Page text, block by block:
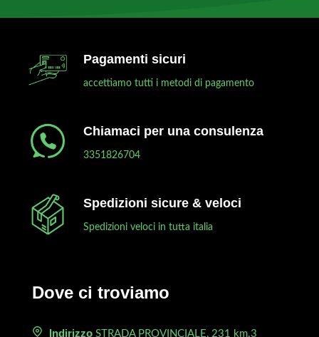
Pagamenti sicuri
accettiamo tutti i metodi di pagamento
Chiamaci per una consulenza
3351826704
Spedizioni sicure & veloci
Spedizioni veloci in tutta italia
Dove ci troviamo
Indirizzo STRADA PROVINCIALE, 231 km.3